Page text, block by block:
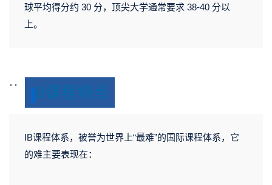
球平均得分约 30 分，顶尖大学通常要求 38-40 分以
上。
<< IB课程特点
IB课程体系，被誉为世界上“最难”的国际课程体系，它
的难主要表现在：